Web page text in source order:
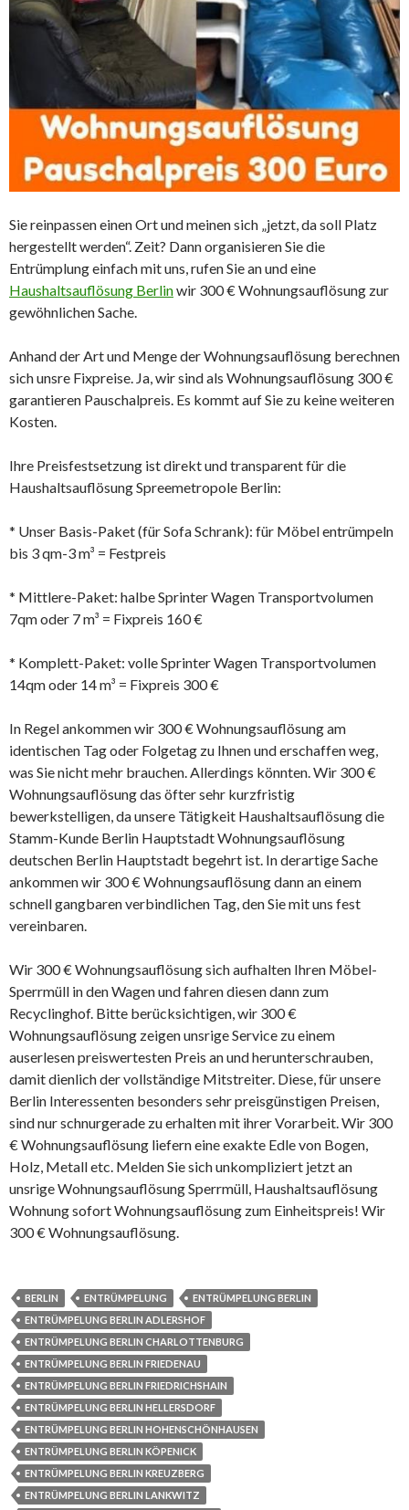
Sie reinpassen einen Ort und meinen sich „jetzt, da soll Platz
hergestellt werden“. Zeit? Dann organisieren Sie die
Entrümplung einfach mit uns, rufen Sie an und eine
Haushaltsauflösung Berlinwir 300 € Wohnungsauflösung zur
gewöhnlichen Sache.
Anhand der Art und Menge der Wohnungsauflösung berechnen
sich unsre Fixpreise. Ja, wir sind als Wohnungsauflösung 300 €
garantieren Pauschalpreis. Es kommt auf Sie zu keine weiteren
Kosten.
Ihre Preisfestsetzung ist direkt und transparent für die
Haushaltsauflösung Spreemetropole Berlin:
* Unser Basis-Paket (für Sofa Schrank): für Möbel entrümpeln
bis 3 qm-3 m³ = Festpreis
* Mittlere-Paket: halbe Sprinter Wagen Transportvolumen
7qm oder 7 m³ = Fixpreis 160 €
* Komplett-Paket: volle Sprinter Wagen Transportvolumen
14qm oder 14 m³ = Fixpreis 300 €
In Regel ankommen wir 300 € Wohnungsauflösung am
identischen Tag oder Folgetag zu Ihnen und erschaffen weg,
was Sie nicht mehr brauchen. Allerdings könnten. Wir 300 €
Wohnungsauflösung das öfter sehr kurzfristig
bewerkstelligen, da unsere Tätigkeit Haushaltsauflösung die
Stamm-Kunde Berlin Hauptstadt Wohnungsauflösung
deutschen Berlin Hauptstadt begehrt ist. In derartige Sache
ankommen wir 300 € Wohnungsauflösung dann an einem
schnell gangbaren verbindlichen Tag, den Sie mit uns fest
vereinbaren.
Wir 300 € Wohnungsauflösung sich aufhalten Ihren Möbel-
Sperrmüll in den Wagen und fahren diesen dann zum
Recyclinghof. Bitte berücksichtigen, wir 300 €
Wohnungsauflösung zeigen unsrige Service zu einem
auserlesen preiswertesten Preis an und herunterschrauben,
damit dienlich der vollständige Mitstreiter. Diese, für unsere
Berlin Interessenten besonders sehr preisgünstigen Preisen,
sind nur schnurgerade zu erhalten mit ihrer Vorarbeit. Wir 300
€ Wohnungsauflösung liefern eine exakte Edle von Bogen,
Holz, Metall etc. Melden Sie sich unkompliziert jetzt an
unsrige Wohnungsauflösung Sperrmüll, Haushaltsauflösung
Wohnung sofort Wohnungsauflösung zum Einheitspreis! Wir
300 € Wohnungsauflösung.
BERLIN ENTRÜMPELUNG
ENTRÜMPELUNG BERLIN
ENTRÜMPELUNG BERLIN ADLERSHOF
ENTRÜMPELUNG BERLIN CHARLOTTENBURG
ENTRÜMPELUNG BERLIN FRIEDENAU
ENTRÜMPELUNG BERLIN FRIEDRICHSHAIN
ENTRÜMPELUNG BERLIN HELLERSDORF
ENTRÜMPELUNG BERLIN HOHENSCHÖNHAUSEN
ENTRÜMPELUNG BERLIN KÖPENICK
ENTRÜMPELUNG BERLIN KREUZBERG
ENTRÜMPELUNG BERLIN LANKWITZ